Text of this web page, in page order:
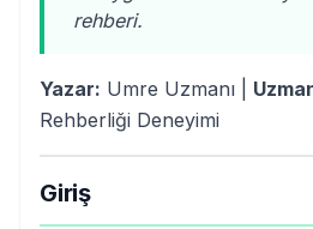
rehberi.
Yazar: Umre Uzmanı |
Rehberliği Deneyimi
Giriş